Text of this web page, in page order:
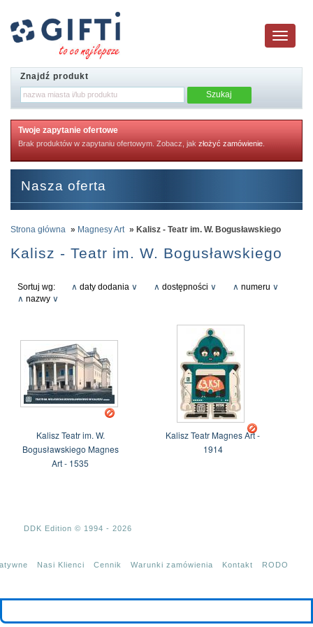
Toggle
navigation
Znajdź produkt
Twoje zapytanie ofertowe
Brak produktów w zapytaniu ofertowym. Zobacz, jak złożyć zamówienie
Nasza oferta
Strona główna » Magnesy Art » Kalisz - Teatr im. W. Bogusławskiego
Kalisz - Teatr im. W. Bogusławskiego
Sortuj wg: ∧ daty dodania ∨ ∧ dostępności ∨ ∧ numeru ∨
∧ nazwy ∨
Kalisz Teatr im. W.
Bogusławskiego Magnes
Art - 1535
Kalisz Teatr Magnes Art -
1914
DDK Edition © 1994 - 2026
Nasi Klienci Cennik Warunki zamówienia Kontakt RODO